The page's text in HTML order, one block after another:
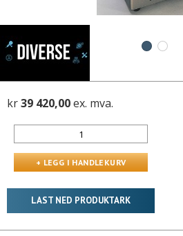
kr39 420,00ex. mva.
LAST NED PRODUKTARK